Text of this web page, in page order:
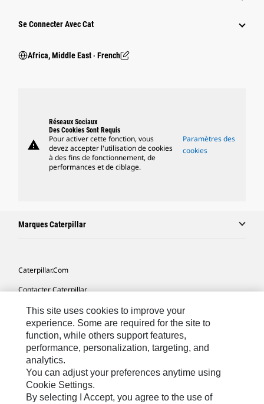
Se Connecter Avec Cat
Africa, Middle East ‧ French
warning
Réseaux Sociaux
Des Cookies Sont Requis
Pour activer cette fonction, vous
devez accepter l'utilisation de cookies
à des fins de fonctionnement, de
performances et de ciblage.
Paramètres des
cookies
Marques Caterpillar
Caterpillar.com
Contacter Caterpillar
Mes Préférences Marketing
Plan Du Site
Cookie Settings
Mentions Légales
Confidentialité
This site uses cookies to improve your
experience. Some are required for the site to
function, while others support features,
performance, personalization, targeting, and
analytics.
You can adjust your preferences anytime using
Cookie Settings.
By selecting I Accept, you agree to the use of